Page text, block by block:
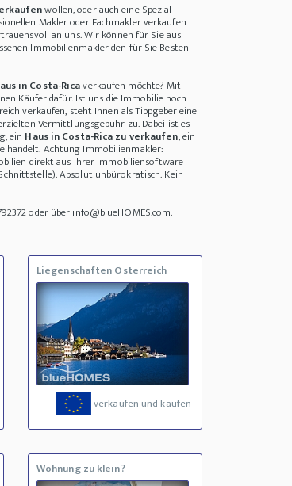
wollen, oder auch eine Spezial-
Makler oder Fachmakler verkaufen
an uns. Wir können für Sie aus
Immobilienmakler den für Sie Besten
in Costa-Ricaverkaufen möchte? Mit
Käufer dafür. Ist uns die Immobilie noch
verkaufen, steht Ihnen als Tippgeber eine
Vermittlungsgebühr zu. Dabei ist es
ein Haus in Costa-Rica zu verkaufen, ein
handelt. Achtung Immobilienmakler:
direkt aus Ihrer Immobiliensoftware
Absolut unbürokratisch. Kein
oder über info@blueHOMES.com.
Liegenschaften Österreich
verkaufen und kaufen
Wohnung zu klein?